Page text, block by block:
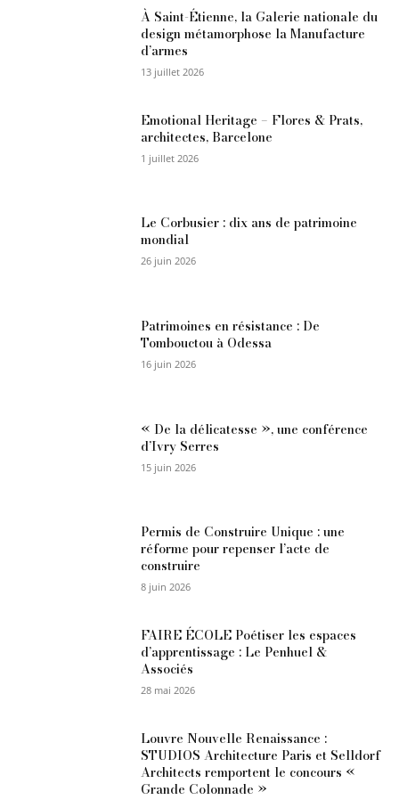
À Saint-Étienne, la Galerie nationale du
design métamorphose la Manufacture
d’armes
13 juillet 2026
Emotional Heritage – Flores & Prats,
architectes, Barcelone
1 juillet 2026
Le Corbusier : dix ans de patrimoine
mondial
26 juin 2026
Patrimoines en résistance : De
Tombouctou à Odessa
16 juin 2026
« De la délicatesse », une conférence
d’Ivry Serres
15 juin 2026
Permis de Construire Unique : une
réforme pour repenser l’acte de
construire
8 juin 2026
FAIRE ÉCOLE Poétiser les espaces
d’apprentissage : Le Penhuel &
Associés
28 mai 2026
Louvre Nouvelle Renaissance :
STUDIOS Architecture Paris et Selldorf
Architects remportent le concours «
Grande Colonnade »